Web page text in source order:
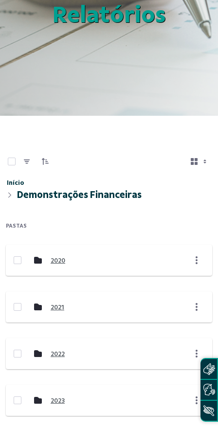
Relatórios
Início
Demonstrações Financeiras
PASTAS
2020
2021
2022
2023